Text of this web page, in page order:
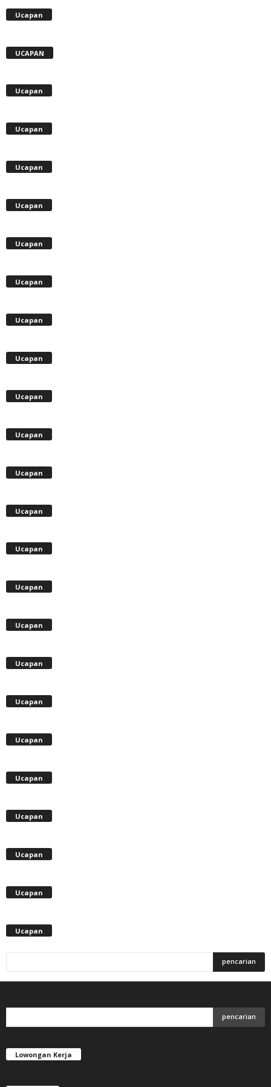
Ucapan
UCAPAN
Ucapan
Ucapan
Ucapan
Ucapan
Ucapan
Ucapan
Ucapan
Ucapan
Ucapan
Ucapan
Ucapan
Ucapan
Ucapan
Ucapan
Ucapan
Ucapan
Ucapan
Ucapan
Ucapan
Ucapan
Ucapan
Ucapan
Ucapan
Lowongan Kerja